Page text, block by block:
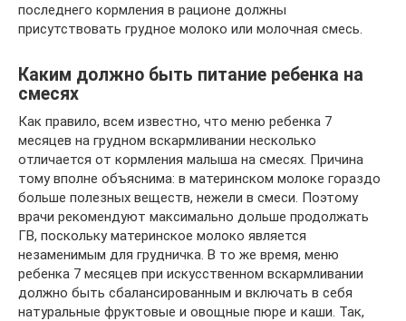
последнего кормления в рационе должны
присутствовать грудное молоко или молочная смесь.
Каким должно быть питание ребенка на
смесях
Как правило, всем известно, что меню ребенка 7
месяцев на грудном вскармливании несколько
отличается от кормления малыша на смесях. Причина
тому вполне объяснима: в материнском молоке гораздо
больше полезных веществ, нежели в смеси. Поэтому
врачи рекомендуют максимально дольше продолжать
ГВ, поскольку материнское молоко является
незаменимым для грудничка. В то же время, меню
ребенка 7 месяцев при искусственном вскармливании
должно быть сбалансированным и включать в себя
натуральные фруктовые и овощные пюре и каши. Так,